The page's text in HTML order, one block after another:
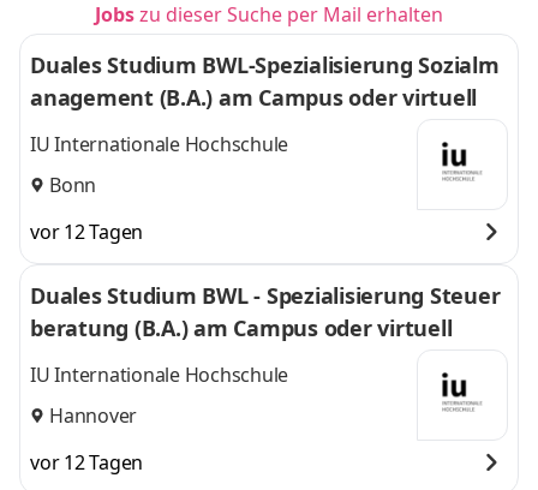
Jobszu dieser Suche per Mail erhalten
Duales Studium BWL-Spezialisierung Sozialm
anagement (B.A.) am Campus oder virtuell
IU Internationale Hochschule
Bonn
vor 12 Tagen
Duales Studium BWL - Spezialisierung Steuer
beratung (B.A.) am Campus oder virtuell
IU Internationale Hochschule
Hannover
vor 12 Tagen